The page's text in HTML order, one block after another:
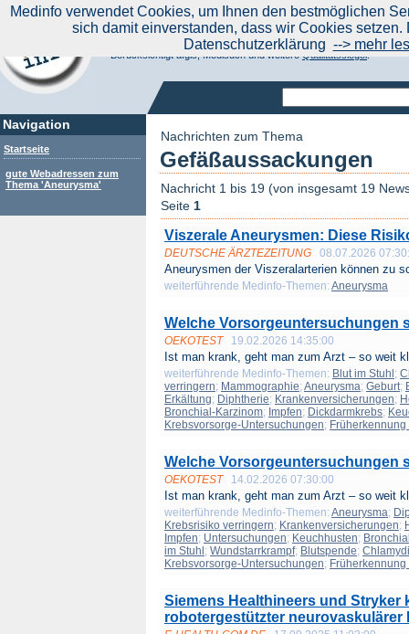
Navigation
Startseite
gute Webadressen zum
Thema 'Aneurysma'
Aktuelle Nachrichten|
Suchen Sie noch oder Finden Sie schon?
Medinfo.de - Meta-Portal für Gesundheitsthemen
Berücksichtigt afgis, Medisuch und weitereQualitätssiegel.
Nachrichten zum Thema
Gefäßaussackungen
Nachricht 1 bis 19 (von insgesamt 19
Seite 1
Viszerale Aneurysmen: Diese
DEUTSCHE ÄRZTEZEITUNG 08.07.2026
Aneurysmen der Viszeralarterien können zu
weiterführende Medinfo-Themen: Aneurysma
Welche Vorsorgeuntersuchungen
OEKOTEST 19.02.2026 14:35:00
Ist man krank, geht man zum Arzt – so weit
weiterführende Medinfo-Themen: Blut im Stuhl ;
verringern; Mammographie; Aneurysma; Geburt;
Erkältung; Diphtherie; Krankenversicherungen;
Bronchial-Karzinom; Impfen; Dickdarmkrebs;
Krebsvorsorge-Untersuchungen;
Welche Vorsorgeuntersuchungen
OEKOTEST 14.02.2026 07:30:00
Ist man krank, geht man zum Arzt – so weit
weiterführende Medinfo-Themen: Aneurysma;
Krebsrisiko verringern; Krankenversicherungen;
Impfen; Untersuchungen; Keuchhusten;
im Stuhl ; Wundstarrkrampf; Blutspende;
Krebsvorsorge-Untersuchungen;
Siemens Healthineers und
robotergestützter neurovaskulärer
Medinfo verwendet Cookies, um Ihnen den bestmöglichen
sich damit einverstanden, dass wir Cookies
Datenschutzerklärung --> mehr